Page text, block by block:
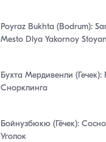
Poyraz Bukhta (Bodrum):
Mesto Dlya Yakornoy
Бухта Мердивенли (Гечек):
Снорклинга
Бойнузбюкю (Гёчек):
Уголок